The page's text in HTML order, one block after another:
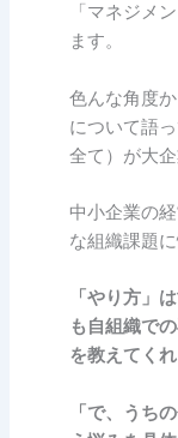
「マネジメ
ます。
色んな角度
について語
全て）が大
中小企業の
な組織課題
「やり方」
も自組織で
を教えてく
「で、うち